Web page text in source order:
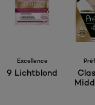
Excellence
9 Lichtblond